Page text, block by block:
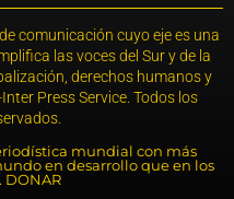
comunicación cuyo eje es una
las voces del Sur y de la
derechos humanos y
Press Service. Todos los
mundial con más
en desarrollo que en los
DONAR